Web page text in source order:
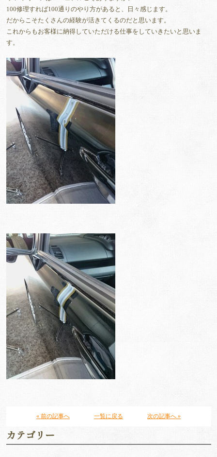
100修理すれば100通りのやり方があると、日々感じます。
だからこそたくさんの経験が活きてくるのだと思います。
これからもお客様に納得していただける仕事をしていきたいと思いま
す。
« 前の記事へ 一覧に戻る 次の記事へ »
カテゴリー